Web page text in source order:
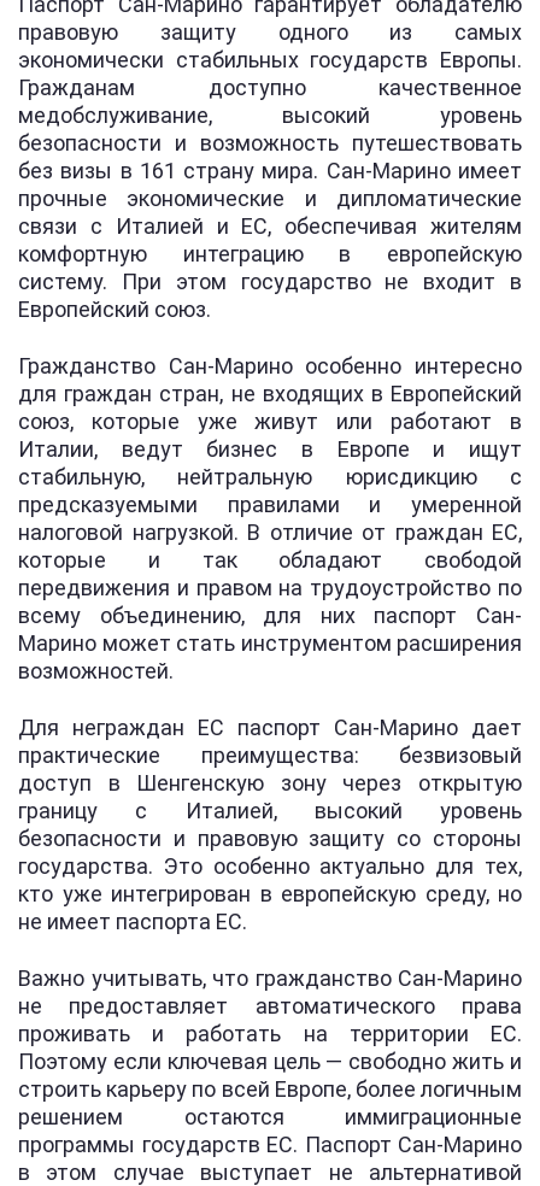
правовую защиту одного из самых
экономически стабильных государств Европы.
Гражданам доступно качественное
медобслуживание, высокий уровень
безопасности и возможность путешествовать
без визы в 161 страну мира. Сан-Марино имеет
прочные экономические и дипломатические
связи с Италией и ЕС, обеспечивая жителям
комфортную интеграцию в европейскую
систему. При этом государство не входит в
Европейский союз.
Гражданство Сан-Марино особенно интересно
для граждан стран, не входящих в Европейский
союз, которые уже живут или работают в
Италии, ведут бизнес в Европе и ищут
стабильную, нейтральную юрисдикцию с
предсказуемыми правилами и умеренной
налоговой нагрузкой. В отличие от граждан ЕС,
которые и так обладают свободой
передвижения и правом на трудоустройство по
всему объединению, для них паспорт Сан-
Марино может стать инструментом расширения
возможностей.
Для неграждан ЕС паспорт Сан-Марино дает
практические преимущества: безвизовый
доступ в Шенгенскую зону через открытую
границу с Италией, высокий уровень
безопасности и правовую защиту со стороны
государства. Это особенно актуально для тех,
кто уже интегрирован в европейскую среду, но
не имеет паспорта ЕС.
Важно учитывать, что гражданство Сан-Марино
не предоставляет автоматического права
проживать и работать на территории ЕС.
Поэтому если ключевая цель — свободно жить и
строить карьеру по всей Европе, более логичным
решением остаются иммиграционные
программы государств ЕС. Паспорт Сан-Марино
в этом случае выступает не альтернативой